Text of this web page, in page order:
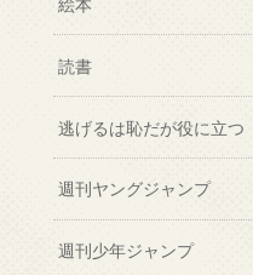
絵本
読書
逃げるは恥だが役に立つ
週刊ヤングジャンプ
週刊少年ジャンプ